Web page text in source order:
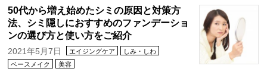
50代から増え始めたシミの原因と対策方
法、シミ隠しにおすすめのファンデーショ
ンの選び方と使い方をご紹介
2021年5月7日 エイジングケア
しみ・しわ
ベースメイク
美容